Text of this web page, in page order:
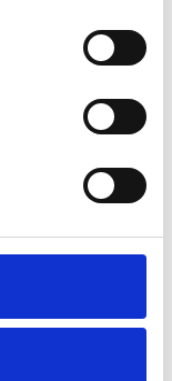
geleidelijk
in staat
te
vandaag en